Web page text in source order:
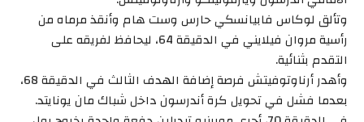
وتألق لوكاس فابيانسكي حارس وست هام وأنقذ مرماه من
رأسية مروان فيلايني في الدقيقة 64، ليحافظ لفريقه على
التقدم بثنائية.
وأهدر أرناوتوفيتش فرصة إضافة الهدف الثالث في الدقيقة 68،
بعدما فشل في تحويل كرة أندرسون داخل شباك مان يونايتد.